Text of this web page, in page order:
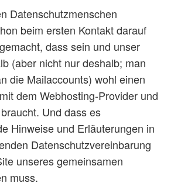
Datenschutzmenschen
beim ersten Kontakt darauf
dass sein und unser
(aber nicht nur deshalb; man
die Mailaccounts) wohl einen
dem Webhosting-Provider und
Und dass es
Hinweise und Erläuterungen in
Datenschutzvereinbarung
unseres gemeinsamen
muss.